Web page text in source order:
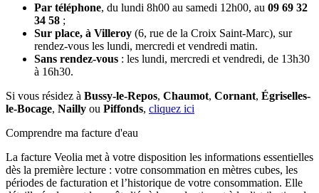
Par téléphone, du lundi 8h00 au samedi 12h00, au 09 69 32
34 58 ;
Sur place, à Villeroy (6, rue de la Croix Saint-Marc), sur
rendez-vous les lundi, mercredi et vendredi matin.
Sans rendez-vous : les lundi, mercredi et vendredi, de 13h30
à 16h30.
Si vous résidez à Bussy-le-Repos, Chaumot, Cornant, Égriselles-
le-Bocage, Nailly ou Piffonds, cliquez ici
Comprendre ma facture d'eau
La facture Veolia met à votre disposition les informations essentielles
dès la première lecture : votre consommation en mètres cubes, les
périodes de facturation et l’historique de votre consommation. Elle